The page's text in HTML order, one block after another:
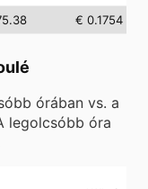
€ 0.1754
órában vs. a
legolcsóbb óra